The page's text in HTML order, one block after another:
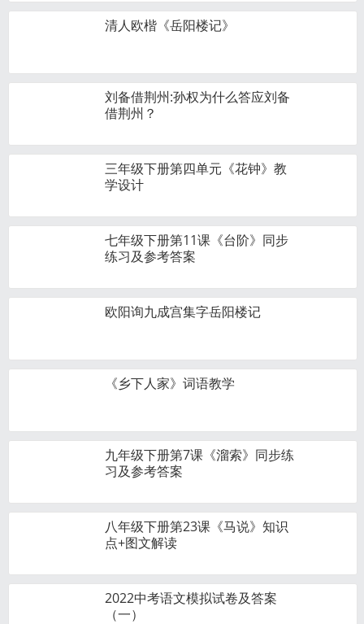
清人欧楷《岳阳楼记》
刘备借荆州:孙权为什么答应刘备
借荆州？
三年级下册第四单元《花钟》教
学设计
七年级下册第11课《台阶》同步
练习及参考答案
欧阳询九成宫集字岳阳楼记
《乡下人家》词语教学
九年级下册第7课《溜索》同步练
习及参考答案
八年级下册第23课《马说》知识
点+图文解读
2022中考语文模拟试卷及答案
（一）